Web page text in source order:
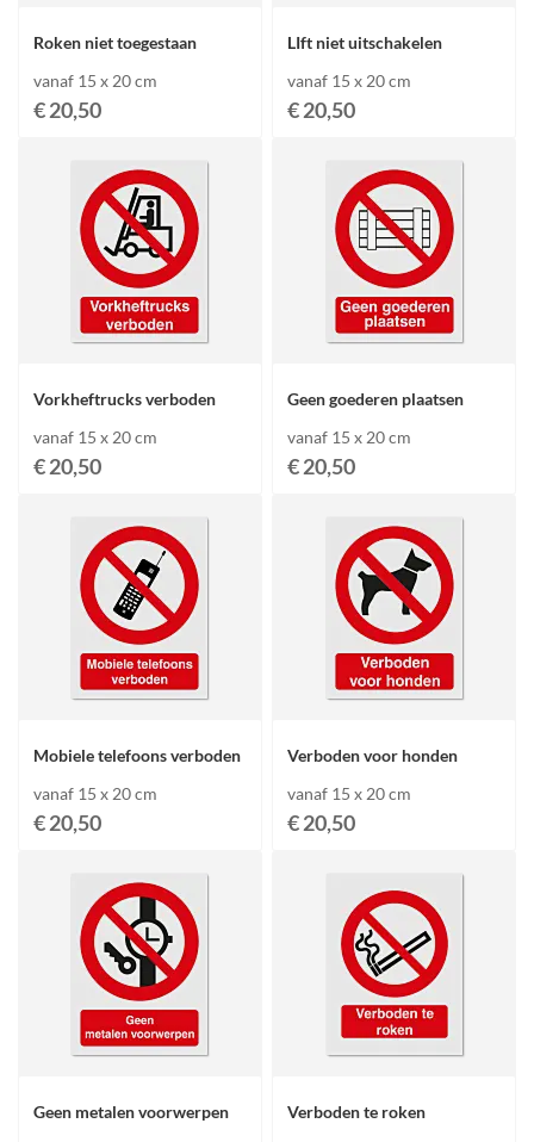
Roken niet toegestaan
vanaf 15 x 20 cm
€ 20,50
LIft niet uitschakelen
vanaf 15 x 20 cm
€ 20,50
Vorkheftrucks verboden
vanaf 15 x 20 cm
€ 20,50
Geen goederen plaatsen
vanaf 15 x 20 cm
€ 20,50
Mobiele telefoons verboden
vanaf 15 x 20 cm
€ 20,50
Verboden voor honden
vanaf 15 x 20 cm
€ 20,50
Geen metalen voorwerpen
Verboden te roken